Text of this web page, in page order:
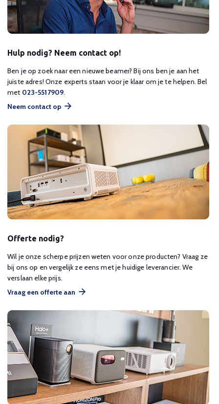
Hulp nodig? Neem contact op!
Ben je op zoek naar een nieuwe beamer? Bij ons ben je aan het
juiste adres! Onze experts staan voor je klaar om je te helpen. Bel
met 023-5517909.
Neem contact op
Offerte nodig?
Wil je onze scherpe prijzen weten voor onze producten? Vraag ze
bij ons op en vergelijk ze eens met je huidige leverancier. We
verslaan elke prijs.
Vraag een offerte aan